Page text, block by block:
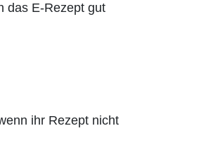
das E-Rezept gut
ihr Rezept nicht